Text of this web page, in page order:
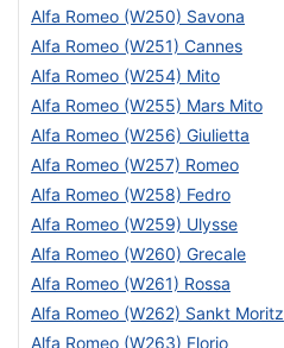
Alfa Romeo (W250) Savona
Alfa Romeo (W251) Cannes
Alfa Romeo (W254) Mito
Alfa Romeo (W255) Mars Mito
Alfa Romeo (W256) Giulietta
Alfa Romeo (W257) Romeo
Alfa Romeo (W258) Fedro
Alfa Romeo (W259) Ulysse
Alfa Romeo (W260) Grecale
Alfa Romeo (W261) Rossa
Alfa Romeo (W262) Sankt Moritz
Alfa Romeo (W263) Florio